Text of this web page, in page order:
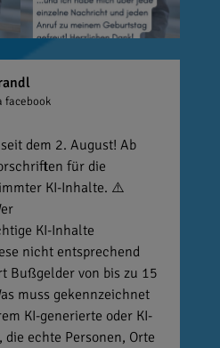
facebook
dem 2. August! Ab
für die
KI-Inhalte. ⚠️
KI-Inhalte
nicht entsprechend
Bußgelder von bis zu 15
muss gekennzeichnet
KI-generierte oder KI-
echte Personen, Orte